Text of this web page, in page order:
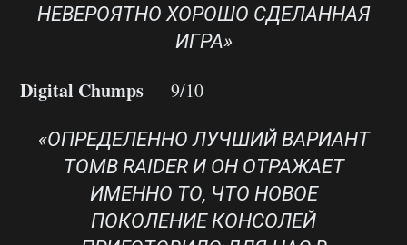
НЕВЕРОЯТНО ХОРОШО СДЕЛАННАЯ
ИГРА»
Digital Chumps— 9/10
«ОПРЕДЕЛЕННО ЛУЧШИЙ ВАРИАНТ
TOMB RAIDER И ОН ОТРАЖАЕТ
ИМЕННО ТО, ЧТО НОВОЕ
ПОКОЛЕНИЕ КОНСОЛЕЙ